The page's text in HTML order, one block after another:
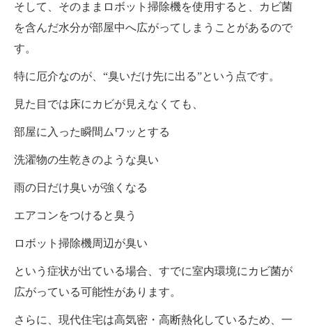
そして、そのままロボット掃除機を使用すると、カビ菌
を含んだ水分が部屋中へ広がってしまうことがあるので
す。
特に厄介なのが、“臭いだけ先に出る”という点です。
見た目では床にカビが見えなくても、
部屋に入った瞬間ムワッとする
洗濯物の生乾きのような臭い
雨の日だけ臭いが強くなる
エアコンをつけると臭う
ロボット掃除機周辺が臭い
という症状が出ている場合、すでに室内環境にカビ菌が
広がっている可能性があります。
さらに、現代住宅は高気密・高断熱化しているため、一